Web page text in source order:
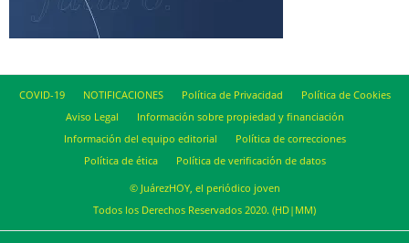
COVID-19 NOTIFICACIONES Política de Privacidad
Política de Cookies
Aviso Legal
Información sobre propiedad y financiación
Información del equipo editorial
Política de correcciones
Política de ética
Política de verificación de datos
© JuárezHOY, el periódico joven
Todos los Derechos Reservados 2020. (HD|MM)